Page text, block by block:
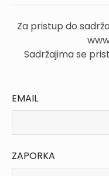
Za pristup do
Sadržajima se
EMAIL
ZAPORKA